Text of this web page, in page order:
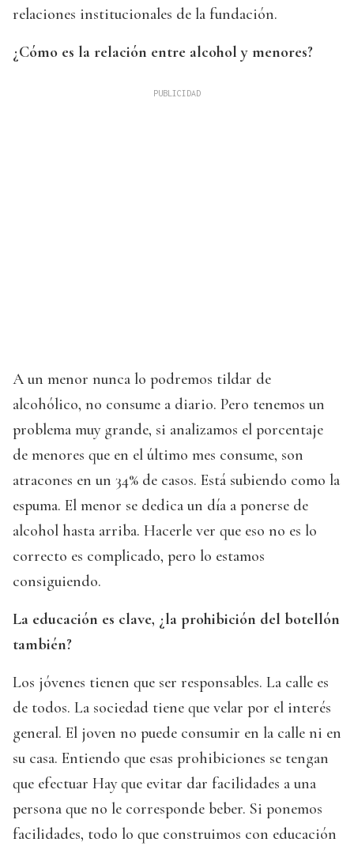
relaciones institucionales de la fundación.
¿Cómo es la relación entre alcohol y menores?
A un menor nunca lo podremos tildar de
alcohólico, no consume a diario. Pero tenemos un
problema muy grande, si analizamos el porcentaje
de menores que en el último mes consume, son
atracones en un 34% de casos. Está subiendo como la
espuma. El menor se dedica un día a ponerse de
alcohol hasta arriba. Hacerle ver que eso no es lo
correcto es complicado, pero lo estamos
consiguiendo.
La educación es clave, ¿la prohibición del botellón
también?
Los jóvenes tienen que ser responsables. La calle es
de todos. La sociedad tiene que velar por el interés
general. El joven no puede consumir en la calle ni en
su casa. Entiendo que esas prohibiciones se tengan
que efectuar Hay que evitar dar facilidades a una
persona que no le corresponde beber. Si ponemos
facilidades, todo lo que construimos con educación